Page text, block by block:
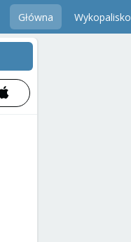
Główna Wykopalisko